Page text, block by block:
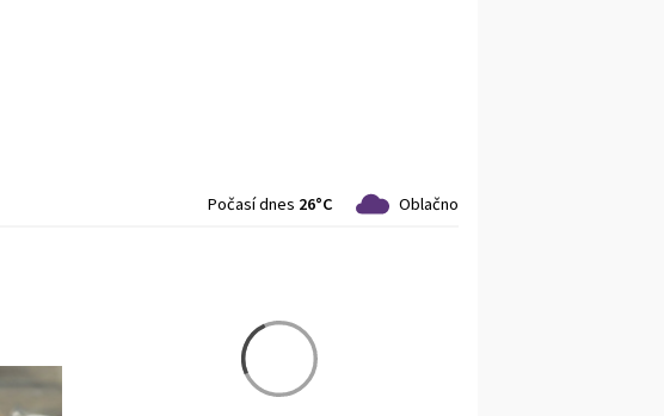
Počasí dnes 26°C Oblačno